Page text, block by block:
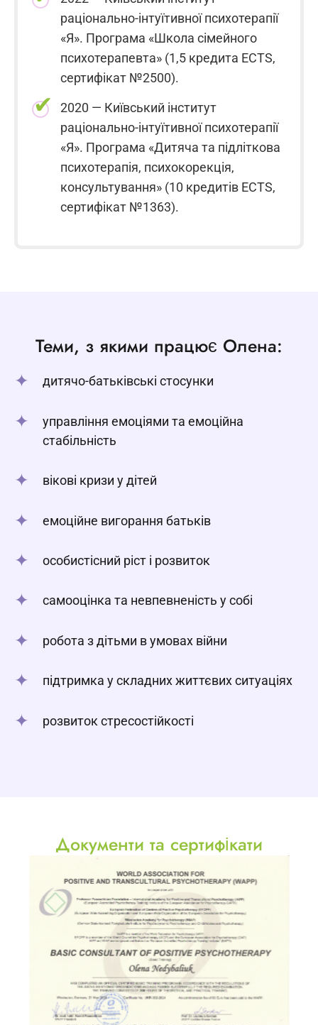
раціонально-інтуїтивної психотерапії
«Я». Програма «Школа сімейного
психотерапевта» (1,5 кредита ECTS,
сертифікат №2500).
2020 — Київський інститут
раціонально-інтуїтивної психотерапії
«Я». Програма «Дитяча та підліткова
психотерапія, психокорекція,
консультування» (10 кредитів ECTS,
сертифікат №1363).
Теми, з якими працює Олена:
дитячо-батьківські стосунки
управління емоціями та емоційна
стабільність
вікові кризи у дітей
емоційне вигорання батьків
особистісний ріст і розвиток
самооцінка та невпевненість у собі
робота з дітьми в умовах війни
підтримка у складних життєвих ситуаціях
розвиток стресостійкості
Документи та сертифікати